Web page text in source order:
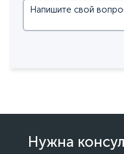
Нужна